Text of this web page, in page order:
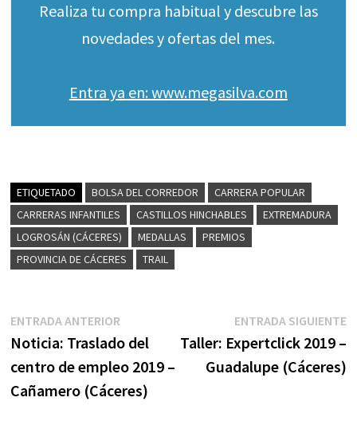
Realiza tu compra habitual y descubre las
novedades y ofertas del mes.
Entra ya en: www.megasilva.com
ETIQUETADO BOLSA DEL CORREDOR
CARRERA POPULAR
CARRERAS INFANTILES
CASTILLOS HINCHABLES
EXTREMADURA
LOGROSÁN (CÁCERES)
MEDALLAS
PREMIOS
PROVINCIA DE CÁCERES
TRAIL
Navegación
de
entradas
ENTRADA ANTERIOREntrada
anterior:
Noticia: Traslado del
centro de empleo 2019 –
Cañamero (Cáceres)
ENTRADA SIGUIENTE
Taller: Expertclick 2019 –
Guadalupe (Cáceres)